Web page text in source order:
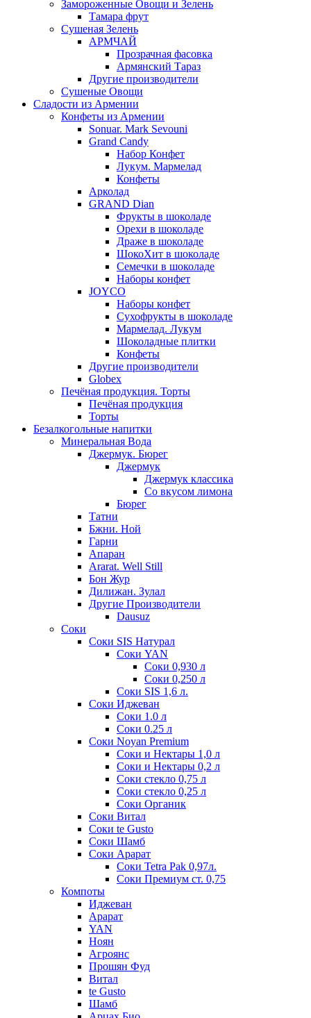
Замороженные Овощи и Зелень
Тамара фрут
Сушеная Зелень
АРМЧАЙ
Прозрачная фасовка
Армянский Тараз
Другие производители
Сушеные Овощи
Сладости из Армении
Конфеты из Армении
Sonuar. Mark Sevouni
Grand Candy
Набор Конфет
Лукум. Мармелад
Конфеты
Арколад
GRAND Dian
Фрукты в шоколаде
Орехи в шоколаде
Драже в шоколаде
ШокоХит в шоколаде
Семечки в шоколаде
Наборы конфет
JOYCO
Наборы конфет
Сухофрукты в шоколаде
Мармелад. Лукум
Шоколадные плитки
Конфеты
Другие производители
Globex
Печёная продукция. Торты
Печёная продукция
Торты
Безалкогольные напитки
Минеральная Вода
Джермук. Бюрег
Джермук
Джермук классика
Со вкусом лимона
Бюрег
Татни
Бжни. Ной
Гарни
Апаран
Ararat. Well Still
Бон Жур
Дилижан. Зулал
Другие Производители
Dausuz
Соки
Соки SIS Натурал
Соки YAN
Соки 0,930 л
Соки 0,250 л
Соки SIS 1,6 л.
Соки Иджеван
Соки 1.0 л
Соки 0.25 л
Соки Noyan Premium
Соки и Нектары 1,0 л
Соки и Нектары 0,2 л
Соки стекло 0,75 л
Соки стекло 0,25 л
Соки Органик
Соки Витал
Соки te Gusto
Соки Шамб
Соки Арарат
Соки Tetra Pak 0,97л.
Соки Премиум ст. 0,75
Компоты
Иджеван
Арарат
YAN
Ноян
Агроянс
Прошян Фуд
Витал
te Gusto
Шамб